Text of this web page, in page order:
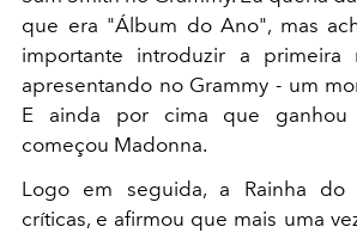
que era "Álbum do Ano", mas
importante introduzir a primeira
apresentando no Grammy - um
E ainda por cima que ganhou
começou Madonna.
Logo em seguida, a Rainha do
críticas, e afirmou que mais uma